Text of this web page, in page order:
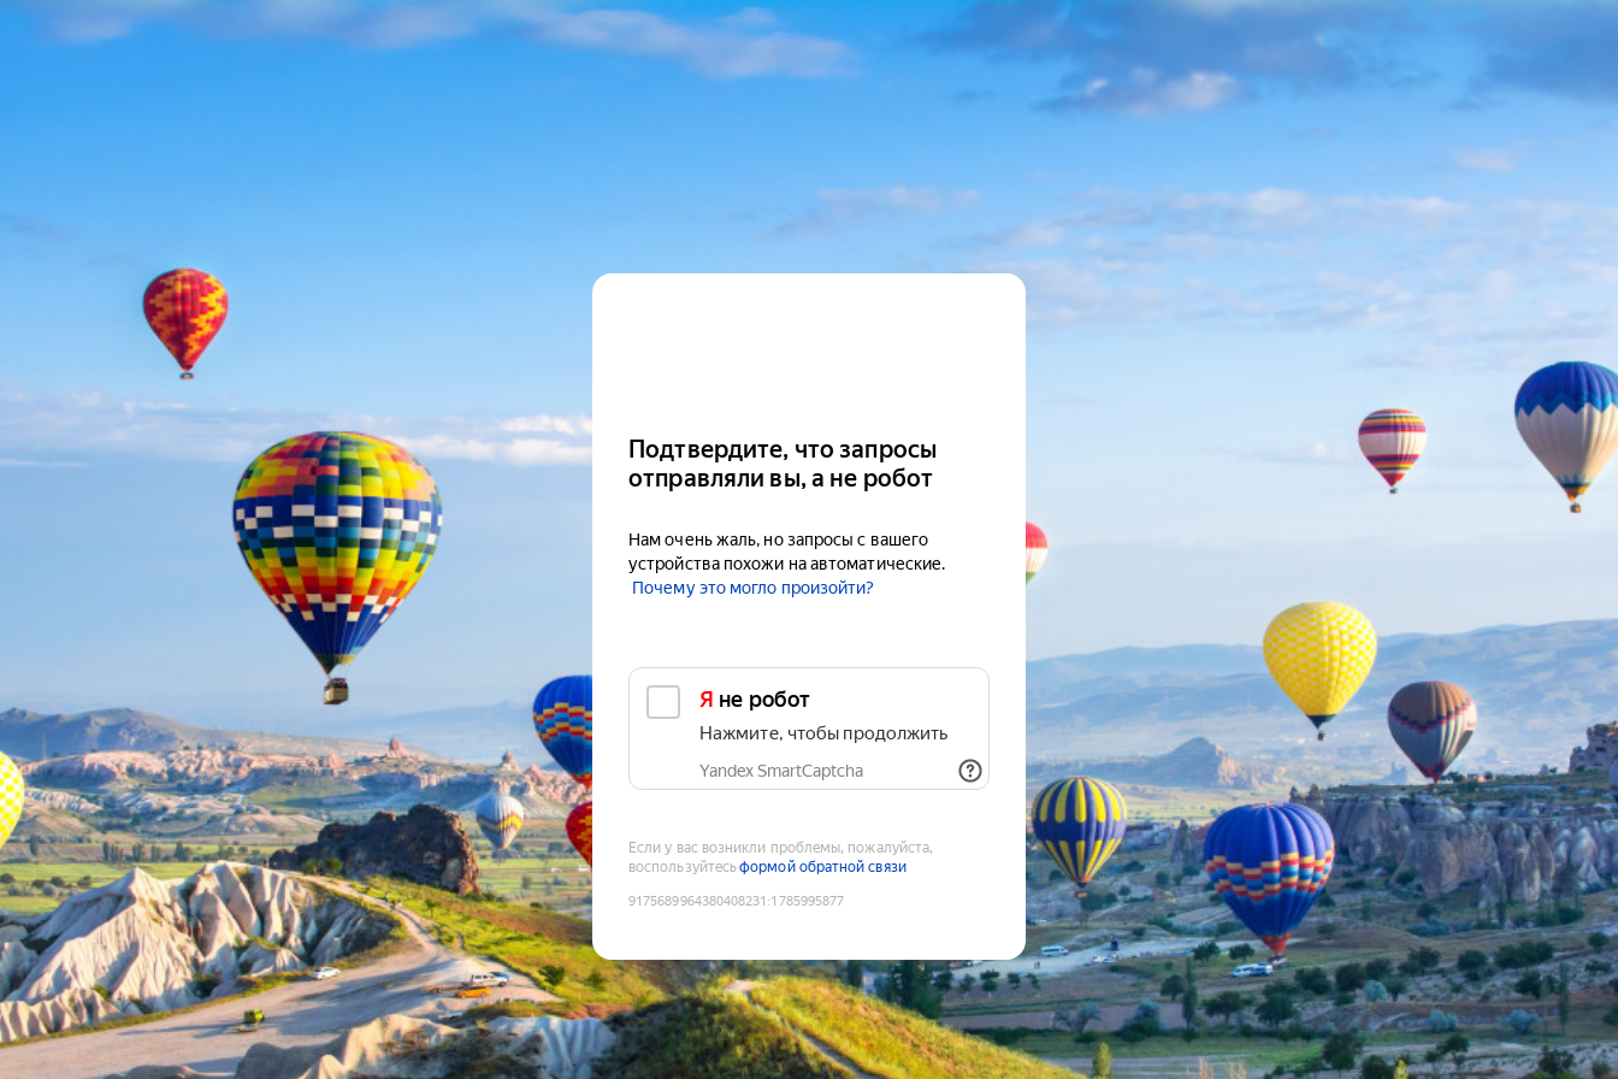
Подтвердите, что запросы
отправляли вы, а не робот
Нам очень жаль, но запросы с вашего
устройства похожи на автоматические.
Почему это могло произойти?
Я не робот
Нажмите, чтобы продолжить
Yandex SmartCaptcha
Если у вас возникли проблемы, пожалуйста,
воспользуйтесьформой обратной связи
9175689964380408231 :1785995877